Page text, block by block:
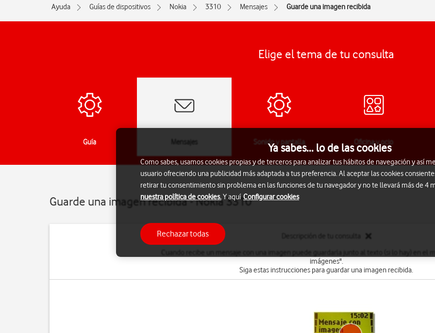
Ayuda Guías de dispositivos Nokia 3310 Mensajes Guarde una imagen recibida
Elige el tema de tu consulta
Guía Mensajes Sonido y pantalla Oficina y ocio
Guarde una imagen recibida - Nokia 3310
imágenes".
Siga estas instrucciones para guardar una imagen recibida.
Ya sabes... lo de las cookies
Como sabes, usamos cookies propias y de terceros para analizar tus hábitos de navegación y así
usuario ofreciendo una publicidad más adaptada a tus preferencia. Al aceptar las cookies
retirar tu consentimiento sin problema en las funciones de tu navegador y no te llevará más de 4
nuestra política de cookies.Y aquíConfigurar cookies
Rechazar todas